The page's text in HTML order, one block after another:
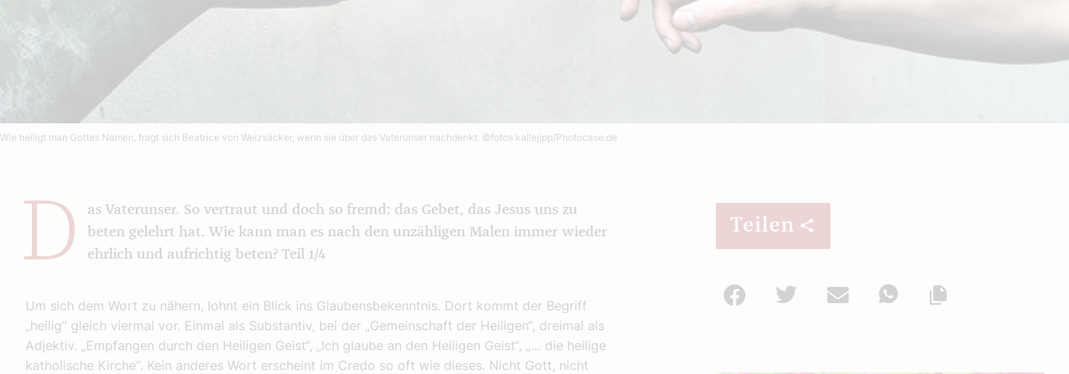
Wie heiligt man Gottes Namen, fragt sich Beatrice von Weizsäcker, wenn sie über das Vaterunser nachdenkt. ©fotos kallejipp/Photocase.de
D
as Vaterunser. So vertraut und doch so fremd: das Gebet, das Jesus uns zu
beten gelehrt hat. Wie kann man es nach den unzähligen Malen immer wieder
ehrlich und aufrichtig beten? Teil 1/4
Um sich dem Wort zu nähern, lohnt ein Blick ins Glaubensbekenntnis. Dort kommt der Begriff
„heilig“ gleich viermal vor. Einmal als Substantiv, bei der „Gemeinschaft der Heiligen“, dreimal als
Adjektiv. „Empfangen durch den Heiligen Geist“, „Ich glaube an den Heiligen Geist“, „… die heilige
katholische Kirche“. Kein anderes Wort erscheint im Credo so oft wie dieses. Nicht Gott, nicht
Teilen
Facebook
Twitter Mail
WhatsApp